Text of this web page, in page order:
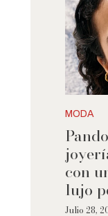
MODA
con
lujo
Julio 28,